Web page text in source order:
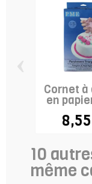
Cornet à
en
10
même